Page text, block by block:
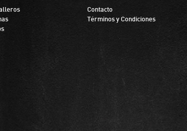
Contacto
Términos y Condiciones